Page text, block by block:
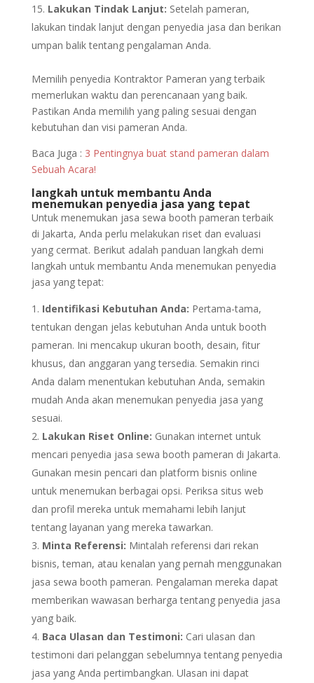
Lakukan Tindak Lanjut: Setelah pameran,
lakukan tindak lanjut dengan penyedia jasa dan berikan
umpan balik tentang pengalaman Anda.
Memilih penyedia Kontraktor Pameran yang terbaik
memerlukan waktu dan perencanaan yang baik.
Pastikan Anda memilih yang paling sesuai dengan
kebutuhan dan visi pameran Anda.
Baca Juga : 3 Pentingnya buat stand pameran dalam
Sebuah Acara!
langkah untuk membantu Anda
menemukan penyedia jasa yang tepat
Untuk menemukan jasa sewa booth pameran terbaik
di Jakarta, Anda perlu melakukan riset dan evaluasi
yang cermat. Berikut adalah panduan langkah demi
langkah untuk membantu Anda menemukan penyedia
jasa yang tepat:
Identifikasi Kebutuhan Anda: Pertama-tama,
tentukan dengan jelas kebutuhan Anda untuk booth
pameran. Ini mencakup ukuran booth, desain, fitur
khusus, dan anggaran yang tersedia. Semakin rinci
Anda dalam menentukan kebutuhan Anda, semakin
mudah Anda akan menemukan penyedia jasa yang
sesuai.
Lakukan Riset Online: Gunakan internet untuk
mencari penyedia jasa sewa booth pameran di Jakarta.
Gunakan mesin pencari dan platform bisnis online
untuk menemukan berbagai opsi. Periksa situs web
dan profil mereka untuk memahami lebih lanjut
tentang layanan yang mereka tawarkan.
Minta Referensi: Mintalah referensi dari rekan
bisnis, teman, atau kenalan yang pernah menggunakan
jasa sewa booth pameran. Pengalaman mereka dapat
memberikan wawasan berharga tentang penyedia jasa
yang baik.
Baca Ulasan dan Testimoni: Cari ulasan dan
testimoni dari pelanggan sebelumnya tentang penyedia
jasa yang Anda pertimbangkan. Ulasan ini dapat